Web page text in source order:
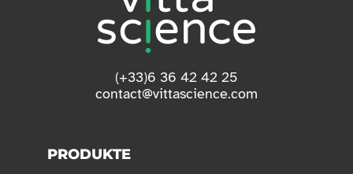
(+33)6 36 42 42 25
contact@vittascience.com
PRODUKTE